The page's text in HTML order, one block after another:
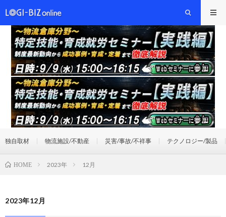
独自取材 物流施設/不動産 災害/事故/不祥事 テクノロジー/製品
HOME 2023年 12月
2023年12月